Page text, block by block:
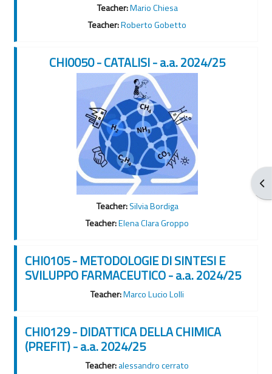
Teacher:Mario Chiesa
Teacher:Roberto Gobetto
CHI0050 - CATALISI - a.a. 2024/25
Teacher:Silvia Bordiga
Teacher:Elena Clara Groppo
CHI0105 - METODOLOGIE DI SINTESI E
SVILUPPO FARMACEUTICO - a.a. 2024/25
Teacher:Marco Lucio Lolli
CHI0129 - DIDATTICA DELLA CHIMICA
(PREFIT) - a.a. 2024/25
Teacher:alessandro cerrato